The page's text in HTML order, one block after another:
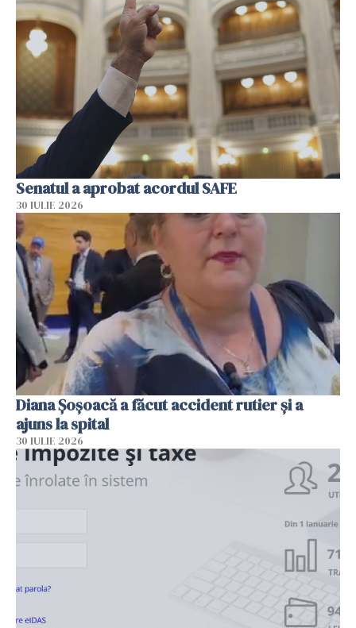
Senatul a aprobat acordul SAFE
30 IULIE 2026
Diana Șoșoacă a făcut accident rutier și a
ajuns la spital
30 IULIE 2026